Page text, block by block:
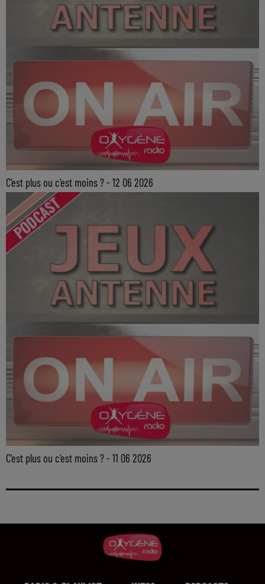
C'est plus ou c'est moins ? - 12 06 2026
C'est plus ou c'est moins ? - 11 06 2026